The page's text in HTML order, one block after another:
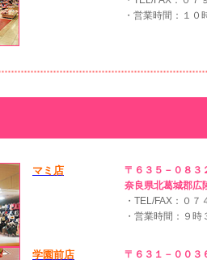
・営業時間：１０
マミ店
〒６３５－０８３
奈良県北葛城郡
・TEL/FAX：０
・営業時間：９
学園前店
〒６３１－００３